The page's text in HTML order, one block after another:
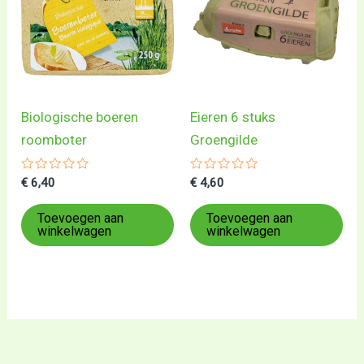
Biologische boeren
roomboter
Gewaardeerd
uit
5
€ 6,40
Toevoegen aan
winkelwagen
Eieren 6 stuks
Groengilde
Gewaardeerd
uit
5
€ 4,60
Toevoegen aan
winkelwagen